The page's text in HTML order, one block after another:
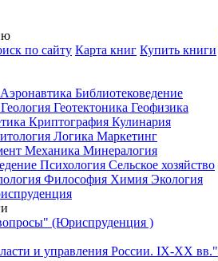
по сайту Карта книг Купить книги
Аэронавтика Библиотековедение
Геология Геотектоника Геофизика
Криптография Кулинария
Логика Маркетинг
Механика Минералогия
Психология Сельское хозяйство
Философия Химия Экология
(Юриспруденция )
и управления России. IХ-ХХ вв."